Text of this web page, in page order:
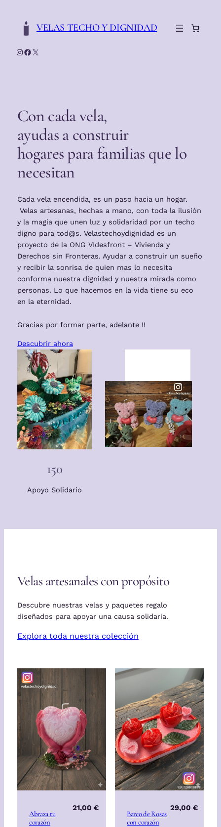
contenidoVELAS TECHO Y DIGNIDAD
Instagram
Facebook
X
Con cada vela,
ayudas a construir
hogares para familias que lo
necesitan
Cada vela encendida, es un paso hacia un hogar.
Velas artesanas, hechas a mano, con toda la ilusión
y la magia que unen luz y solidaridad por un techo
digno para tod@s. Velastechoydignidad es un
proyecto de la ONG VIdesfront – Vivienda y
Derechos sin Fronteras. Ayudar a construir un sueño
y recibir la sonrisa de quien mas lo necesita
conforma nuestra dignidad y nuestra mirada como
personas. Lo que hacemos en la vida tiene su eco
en la eternidad.
Gracias por formar parte, adelante !!
Descubrir ahora
150
Apoyo Solidario
Velas artesanales con propósito
Descubre nuestras velas y paquetes regalo
diseñados para apoyar una causa solidaria.
Explora toda nuestra colección
Abraza tu
corazón
21,00 €
Barco de Rosas
con corazón
29,00€